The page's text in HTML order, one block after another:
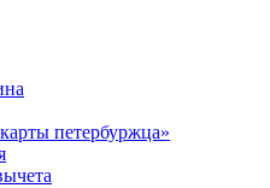
петербуржца»